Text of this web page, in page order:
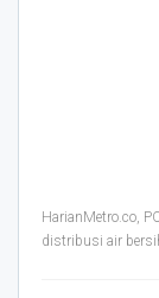
HarianMetro.co,
distribusi air